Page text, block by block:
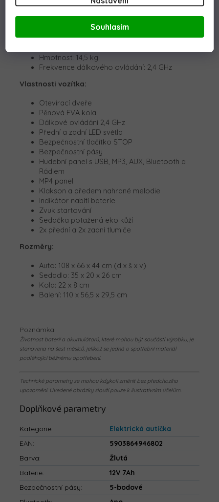
Souhlasím
Baterie: 12V 7Ah
Výkon: 90W
Hmotnost: 14,5 kg
Frekvence dálkového ovládání: 2,4 GHz
Vlastnosti vozítka:
Otevírací dveře
Pěnová EVA kola
Dálkové ovládání 2,4 GHz
Přední a zadní LED světla
Bezpečnostní tlačítko STOP
Bezpečnostní pásy
Hudební panel s USB, MP3, AUX, Bluetooth a
Rádiem
MP4 panel
Klakson a předem nahrané melodie
Indikátor nabití baterie
Zvuk startování
Sedačka potažená eko kůží
2x přední a 2x zadní tlumiče
Rozměry:
Auto: 108 x 66 x 44 cm (d x š x v)
Sedadlo: 35 x 20 x 26 cm
Kola: 22 x 8 cm
Balení: 110 x 56,5 x 29,5 cm
Poznámka:
Životnost baterií a akumulátorů, které mohou být součástí výrobku, je
stanovena na šest měsíců, jelikož se jedná o spotřební materiál
podléhající běžnému opotřebení.
Technické parametry se mohou kdykoli změnit bez předchozího
upozornění. Uvedené obrázky slouží pouze k ilustrativním účelům.
Doplňkové parametry
Kategorie:
Elektrická autíčka
EAN:
5903864946802
Barva:
Žlutá
Baterie:
12V 7Ah
Bezpečnostní pásy:
5-bodové